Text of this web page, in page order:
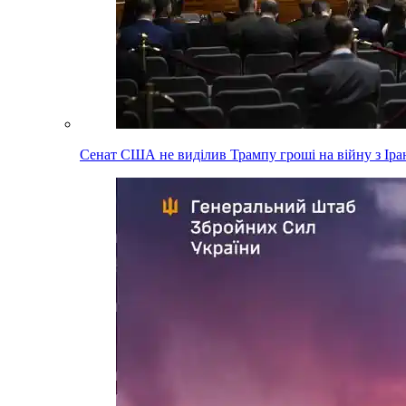
Сенат США не виділив Трампу гроші на війну з